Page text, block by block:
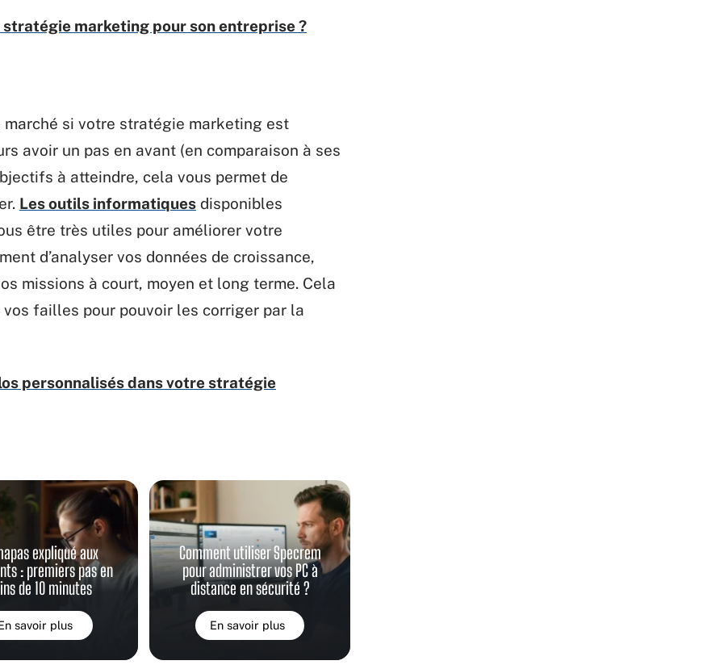
marketing pour son entreprise ?
marché si votre stratégie marketing est
avoir un pas en avant (en comparaison à ses
à atteindre, cela vous permet de
Les outils informatiques disponibles
être très utiles pour améliorer votre
d’analyser vos données de croissance,
missions à court, moyen et long terme. Cela
failles pour pouvoir les corriger par la
personnalisés dans votre stratégie
expliqué aux
: premiers pas en
de 10 minutes
savoir plus
Comment utiliser Specrem
pour administrer vos PC à
distance en sécurité ?
En savoir plus